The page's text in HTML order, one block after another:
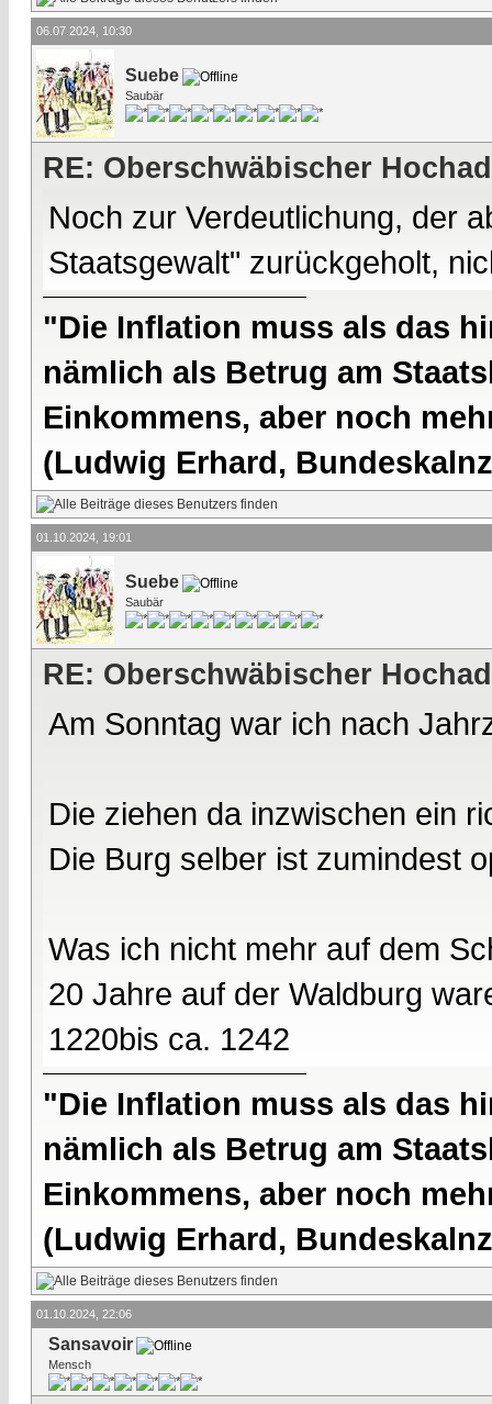
06.07.2024, 10:30
Suebe
Saubär
RE: Oberschwäbischer
Noch zur Verdeutlichung, der
Staatsgewalt" zurückgeholt,
"Die Inflation muss als das
nämlich als Betrug am
Einkommens, aber noch
(Ludwig Erhard,
01.10.2024, 19:01
Suebe
Saubär
RE: Oberschwäbischer
Am Sonntag war ich nach
Die ziehen da inzwischen ein
Die Burg selber ist zumindest
Was ich nicht mehr auf dem
20 Jahre auf der Waldburg
1220bis ca. 1242
"Die Inflation muss als das
nämlich als Betrug am
Einkommens, aber noch
(Ludwig Erhard,
01.10.2024, 22:06
Sansavoir
Mensch